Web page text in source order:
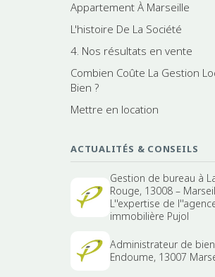
Appartement À Marseille
L'histoire De La Société
4. Nos résultats en vente
Combien Coûte La Gestion
Bien ?
Mettre en location
ACTUALITÉS & CONSEILS
Gestion de bureau à
Rouge, 13008 –
L''expertise de
immobilière Pujol
Administrateur de
Endoume, 13007